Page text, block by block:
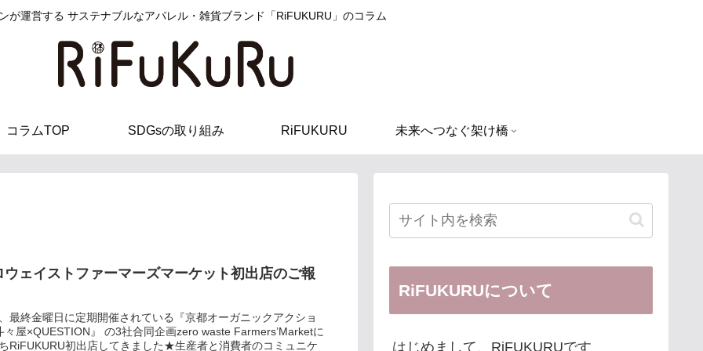
が運営する サステナブルなアパレル・雑貨ブランド「RiFUKURU」のコラム
コラムTOP SDGsの取り組み RiFUKURU 未来へつなぐ架け橋
ウェイストファーマーズマーケット初出店のご報
最終金曜日に定期開催されている『京都オーガニックアクショ
々屋×QUESTION』 の3社合同企画zero waste Farmers’Marketに
RiFUKURU初出店してきました★生産者と消費者のコミュニケ
RiFUKURUについて
はじめまして、RiFUKURUです